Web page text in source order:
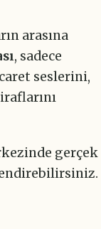
arasına
, sadece
seslerini,
gerçek